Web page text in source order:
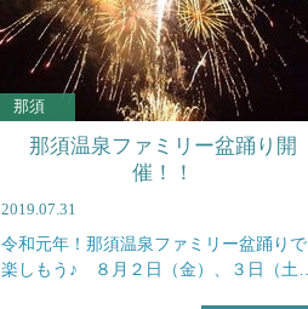
那須
那須温泉ファミリー盆踊り開
催！！
2019.07.31
令和元年！那須温泉ファミリー盆踊りで
楽しもう♪ ８月２日（金）、３日（土）